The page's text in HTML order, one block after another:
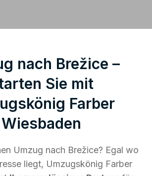
nach Brežice –
Sie mit
Farber
Wiesbaden
Umzug nach Brežice? Egal wo
liegt, Umzugskönig Farber